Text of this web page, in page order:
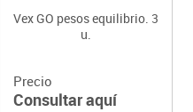
Vex GO pesos equilibrio. 3
u.
Precio
Consultar aquí